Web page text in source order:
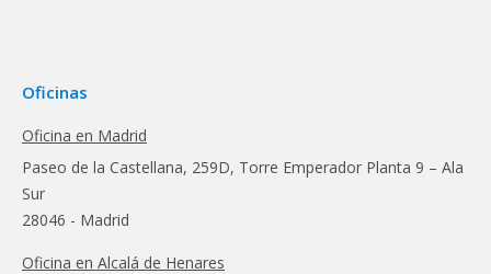
Oficinas
Oficina en Madrid
Paseo de la Castellana, 259D, Torre Emperador Planta 9 – Ala
Sur
28046 - Madrid
Oficina en Alcalá de Henares